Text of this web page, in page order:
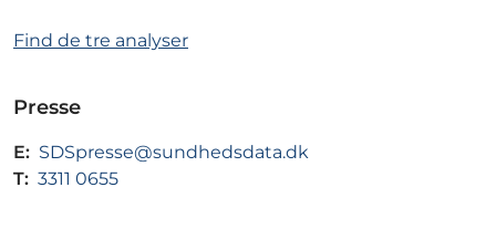
Find de tre analyser
Presse
E: SDSpresse@sundhedsdata.dk
T: 3311 0655